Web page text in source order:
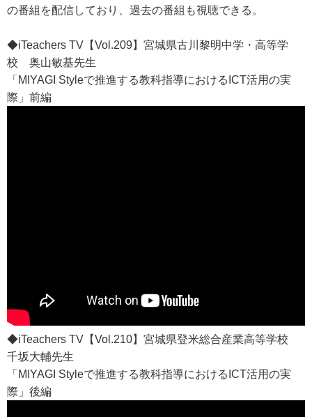
の番組を配信しており、過去の番組も視聴できる。
◆iTeachers TV【Vol.209】宮城県古川黎明中学・高等学
校 奥山敏基先生
「MIYAGI Styleで推進する教科指導におけるICT活用の実
際」前編
◆iTeachers TV【Vol.210】宮城県登米総合産業高等学校
千坂大輔先生
「MIYAGI Styleで推進する教科指導におけるICT活用の実
際」後編